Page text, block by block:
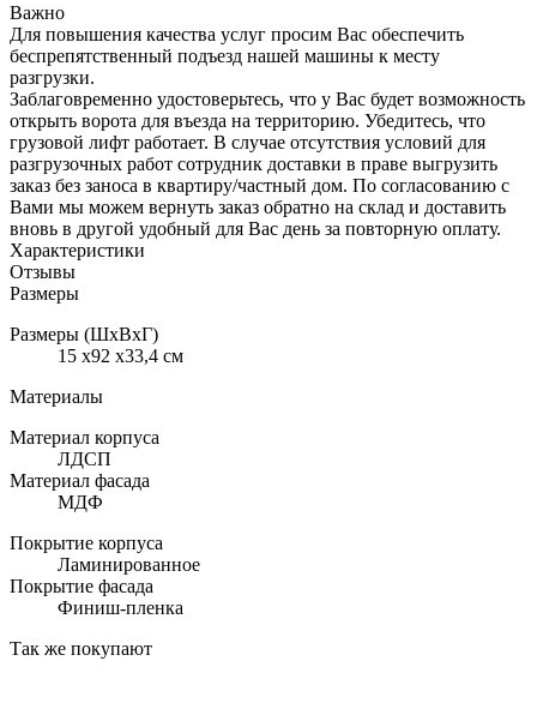
Важно
Для повышения качества услуг просим Вас обеспечить
беспрепятственный подъезд нашей машины к месту
разгрузки.
Заблаговременно удостоверьтесь, что у Вас будет возможность
открыть ворота для въезда на территорию. Убедитесь, что
грузовой лифт работает. В случае отсутствия условий для
разгрузочных работ сотрудник доставки в праве выгрузить
заказ без заноса в квартиру/частный дом. По согласованию с
Вами мы можем вернуть заказ обратно на склад и доставить
вновь в другой удобный для Вас день за повторную оплату.
Характеристики
Отзывы
Размеры
Размеры (ШхВхГ)
15 x92 x33,4 см
Материалы
Материал корпуса
ЛДСП
Материал фасада
МДФ
Покрытие корпуса
Ламинированное
Покрытие фасада
Финиш-пленка
Так же покупают